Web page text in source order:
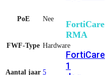
FortiCare
RMA
FortiCare
1
PoE Nee
FWF-Type Hardware
Aantal jaar 5